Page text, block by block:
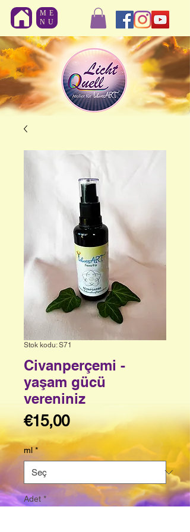
ME
NU
Stok kodu: S71
Civanperçemi -
yaşam gücü
vereniniz
€15,00Fiyat
ml *
Adet *